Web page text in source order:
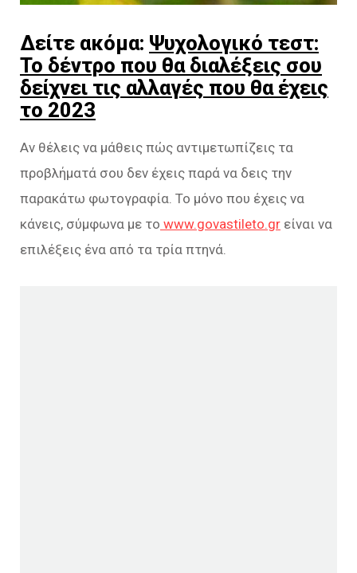
Δείτε ακόμα: Ψυχολογικό τεστ:
Το δέντρο που θα διαλέξεις σου
δείχνει τις αλλαγές που θα έχεις
το 2023
Αν θέλεις να μάθεις πώς αντιμετωπίζεις τα
προβλήματά σου δεν έχεις παρά να δεις την
παρακάτω φωτογραφία. Το μόνο που έχεις να
κάνεις, σύμφωνα με το www.govastileto.gr είναι να
επιλέξεις ένα από τα τρία πτηνά.